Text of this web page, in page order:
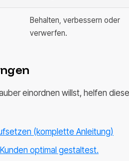
Behalten, verbessern oder
verwerfen.
einordnen willst, helfen diese
(komplette Anleitung)
optimal gestaltest.